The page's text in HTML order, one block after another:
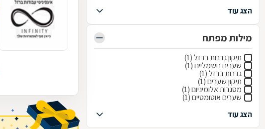
הצג עוד
מילות מפתח
תיקון גדרות ברזל (1)
שערים חשמליים (1)
גדרות ברזל (1)
תיקון שערים (1)
מסגרות אלומיניום (1)
שערים אוטומטיים (1)
הצג עוד